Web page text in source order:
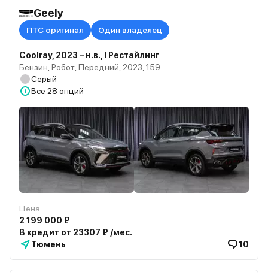
Geely
ПТС оригинал Один владелец
Coolray, 2023 – н.в., I Рестайлинг
Бензин, Робот, Передний, 2023, 159
Серый
Все 28 опций
Цена
2 199 000 ₽
В кредит от 23307 ₽ /мес.
Тюмень
10